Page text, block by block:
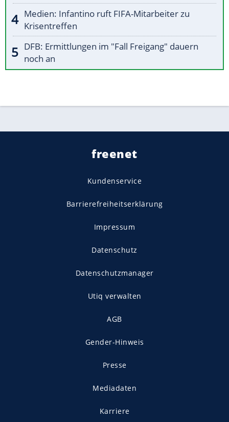
Medien: Infantino ruft FIFA-Mitarbeiter zu
Krisentreffen
DFB: Ermittlungen im "Fall Freigang" dauern
noch an
freenet
Kundenservice
Barrierefreiheitserklärung
Impressum
Datenschutz
Datenschutzmanager
Utiq verwalten
AGB
Gender-Hinweis
Presse
Mediadaten
Karriere